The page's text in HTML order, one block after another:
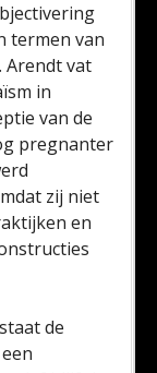
termen van
Arendt vat
in
van de
pregnanter
zij niet
en
de